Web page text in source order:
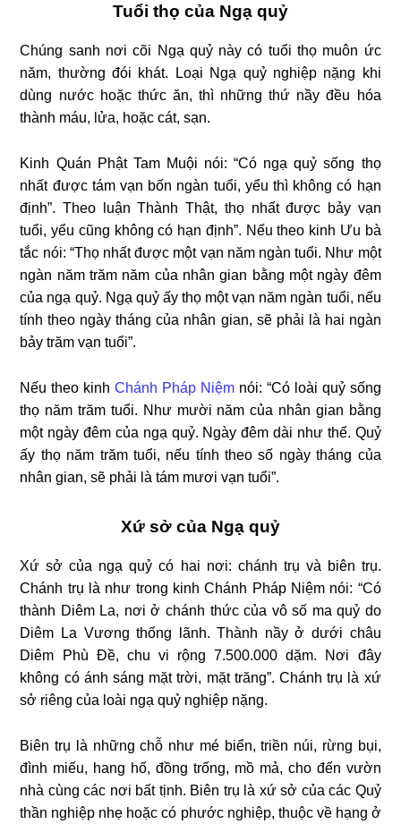
Tuổi thọ của Ngạ quỷ
Chúng sanh nơi cõi Ngạ quỷ này có tuổi thọ muôn ức
năm, thường đói khát. Loại Ngạ quỷ nghiệp nặng khi
dùng nước hoặc thức ăn, thì những thứ nầy đều hóa
thành máu, lửa, hoặc cát, sạn.
Kinh Quán Phật Tam Muội nói: “Có ngạ quỷ sống thọ
nhất được tám vạn bốn ngàn tuổi, yểu thì không có hạn
định”. Theo luận Thành Thật, thọ nhất được bảy vạn
tuổi, yểu cũng không có hạn định”. Nếu theo kinh Ưu bà
tắc nói: “Thọ nhất được một vạn năm ngàn tuổi. Như một
ngàn năm trăm năm của nhân gian bằng một ngày đêm
của ngạ quỷ. Ngạ quỷ ấy thọ một vạn năm ngàn tuổi, nếu
tính theo ngày tháng của nhân gian, sẽ phải là hai ngàn
bảy trăm vạn tuổi”.
Nếu theo kinhChánh Pháp Niệm nói: “Có loài quỷ sống
thọ năm trăm tuổi. Như mười năm của nhân gian bằng
một ngày đêm của ngạ quỷ. Ngày đêm dài như thế. Quỷ
ấy thọ năm trăm tuổi, nếu tính theo số ngày tháng của
nhân gian, sẽ phải là tám mươi vạn tuổi”.
Xứ sở của Ngạ quỷ
Xứ sở của ngạ quỷ có hai nơi: chánh trụ và biên trụ.
Chánh trụ là như trong kinh Chánh Pháp Niệm nói: “Có
thành Diêm La, nơi ở chánh thức của vô số ma quỷ do
Diêm La Vương thống lãnh. Thành nầy ở dưới châu
Diêm Phù Đề, chu vi rộng 7.500.000 dặm. Nơi đây
không có ánh sáng mặt trời, mặt trăng”. Chánh trụ là xứ
sở riêng của loài ngạ quỷ nghiệp nặng.
Biên trụ là những chỗ như mé biển, triền núi, rừng bụi,
đình miếu, hang hố, đồng trống, mồ mả, cho đến vườn
nhà cùng các nơi bất tịnh. Biên trụ là xứ sở của các Quỷ
thần nghiệp nhẹ hoặc có phước nghiệp, thuộc về hạng ở